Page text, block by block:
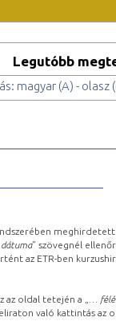
Legutóbb
magyar (A) - olasz
” szövegnél
az ETR-ben
az oldal tetején a „
…
való kattintás az